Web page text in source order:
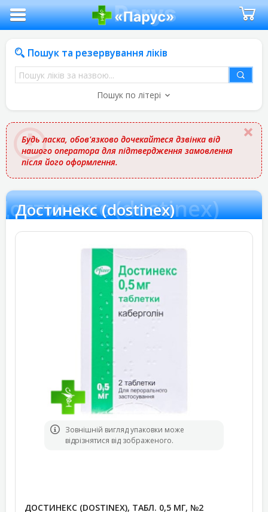
Пошук та резервування ліків
Пошук
ліків
назвою
Пошук по літері
Будь ласка, обов'язково дочекайтеся дзвінка від
нашого оператора для підтвердження замовлення
після його оформлення.
(dostinex)
Достинекс (dostinex)
Зовнішній вигляд упаковки може
відрізнятися від зображеного.
ДОСТИНЕКС (DOSTINEX), ТАБЛ. 0,5 МГ, №2